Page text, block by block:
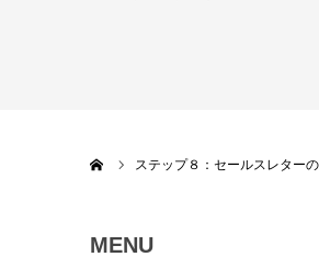
ステップ８：セールスレター
MENU